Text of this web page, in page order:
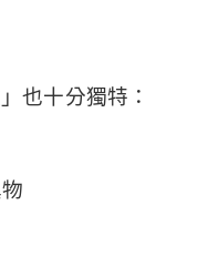
也十分獨特：